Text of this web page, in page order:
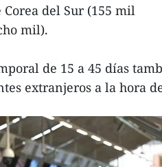
del Sur (155 mil
mil).
de 15 a 45 días
extranjeros a la hora